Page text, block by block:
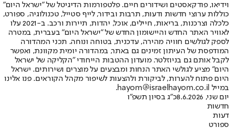
וידיאו, פודקאסטים ושידורים חיים. פלטפורמות הדיגיטל של "ישראל היום"
כוללות ערוצי חדשות ודעות, תרבות ובידור, לייף סטייל, טכנולוגיה, ספורט,
כלכלה וצרכנות, בריאות, חיילים, אוכל, יהדות, תיירות ורכב. ב-2021 עלו
לאוויר האתר החדש והיישומון החדש של "ישראל היום" בעברית, במטרה
לספק לגולשים חוויה מהירה, עדכנית, בטוחה ונוחה. תכני המהדורה
המודפסת של העיתון זמינים גם באתר, במהדורה יומית מקוונת, ואפשר
לקבל אותם גם בניוזלטר. מועדון ההטבות הייחודי "הקליקה של ישראל
היום" מציע לגולשי האתר הנחות ומבצעים על מוצרים ושירותים. ישראל
היום פתוח להערות, לביקורת ולהצעות לשיפור מקהל הקוראים. פנו אלינו
במייל hayom@israelhayom.co.il.
יום שני, 8.6.2026
כ"ג בסיון תשפ"ו
חדשות
דעות
ספורט